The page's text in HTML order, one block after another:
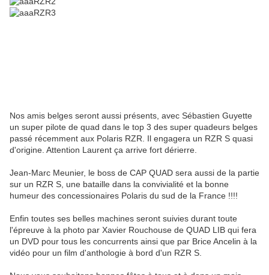
Nos amis belges seront aussi présents, avec Sébastien Guyette
un super pilote de quad dans le top 3 des super quadeurs belges
passé récemment aux Polaris RZR. Il engagera un RZR S quasi
d'origine. Attention Laurent ça arrive fort dérierre.
Jean-Marc Meunier, le boss de CAP QUAD sera aussi de la partie
sur un RZR S, une bataille dans la convivialité et la bonne
humeur des concessionaires Polaris du sud de la France !!!!
Enfin toutes ses belles machines seront suivies durant toute
l'épreuve à la photo par Xavier Rouchouse de QUAD LIB qui fera
un DVD pour tous les concurrents ainsi que par Brice Ancelin à la
vidéo pour un film d'anthologie à bord d'un RZR S.